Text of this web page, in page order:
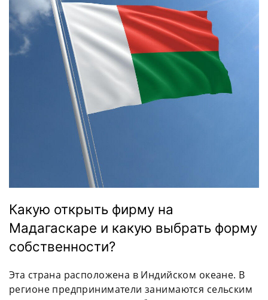
Какую открыть фирму на
Мадагаскаре и какую выбрать форму
собственности?
Эта страна расположена в Индийском океане. В
регионе предприниматели занимаются сельским